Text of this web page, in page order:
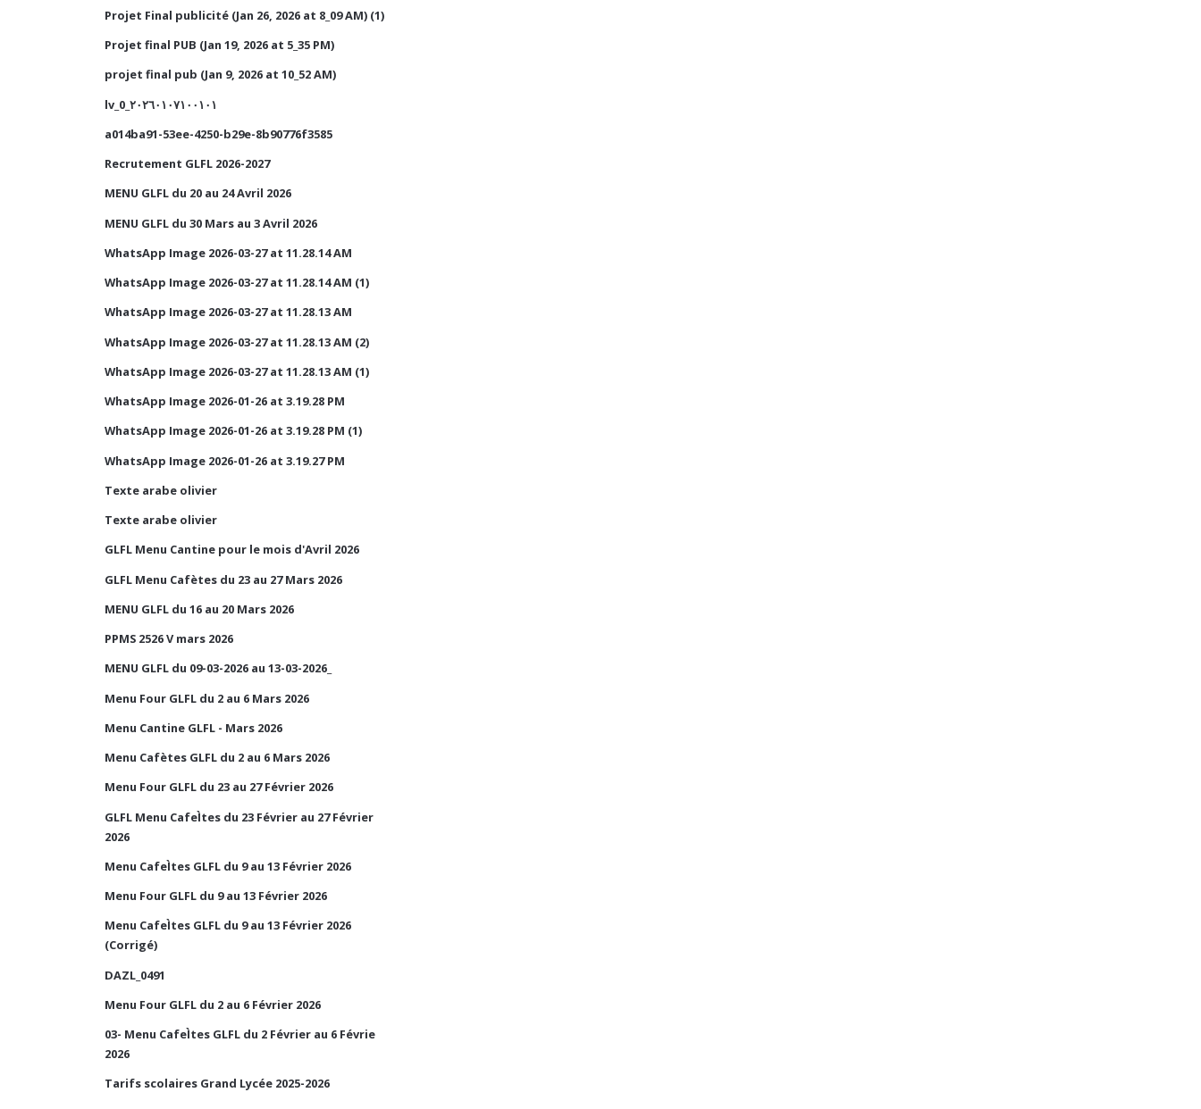
Projet Final publicité (Jan 26, 2026 at 8_09 AM) (1)
Projet final PUB (Jan 19, 2026 at 5_35 PM)
projet final pub (Jan 9, 2026 at 10_52 AM)
lv_0_٢٠٢٦٠١٠٧١٠٠١٠١
a014ba91-53ee-4250-b29e-8b90776f3585
Recrutement GLFL 2026-2027
MENU GLFL du 20 au 24 Avril 2026
MENU GLFL du 30 Mars au 3 Avril 2026
WhatsApp Image 2026-03-27 at 11.28.14 AM
WhatsApp Image 2026-03-27 at 11.28.14 AM (1)
WhatsApp Image 2026-03-27 at 11.28.13 AM
WhatsApp Image 2026-03-27 at 11.28.13 AM (2)
WhatsApp Image 2026-03-27 at 11.28.13 AM (1)
WhatsApp Image 2026-01-26 at 3.19.28 PM
WhatsApp Image 2026-01-26 at 3.19.28 PM (1)
WhatsApp Image 2026-01-26 at 3.19.27 PM
Texte arabe olivier
Texte arabe olivier
GLFL Menu Cantine pour le mois d'Avril 2026
GLFL Menu Cafètes du 23 au 27 Mars 2026
MENU GLFL du 16 au 20 Mars 2026
PPMS 2526 V mars 2026
MENU GLFL du 09-03-2026 au 13-03-2026_
Menu Four GLFL du 2 au 6 Mars 2026
Menu Cantine GLFL - Mars 2026
Menu Cafètes GLFL du 2 au 6 Mars 2026
Menu Four GLFL du 23 au 27 Février 2026
GLFL Menu CafeÌtes du 23 Février au 27 Février
2026
Menu CafeÌtes GLFL du 9 au 13 Février 2026
Menu Four GLFL du 9 au 13 Février 2026
Menu CafeÌtes GLFL du 9 au 13 Février 2026
(Corrigé)
DAZL_0491
Menu Four GLFL du 2 au 6 Février 2026
03- Menu CafeÌtes GLFL du 2 Février au 6 Févrie
2026
Tarifs scolaires Grand Lycée 2025-2026